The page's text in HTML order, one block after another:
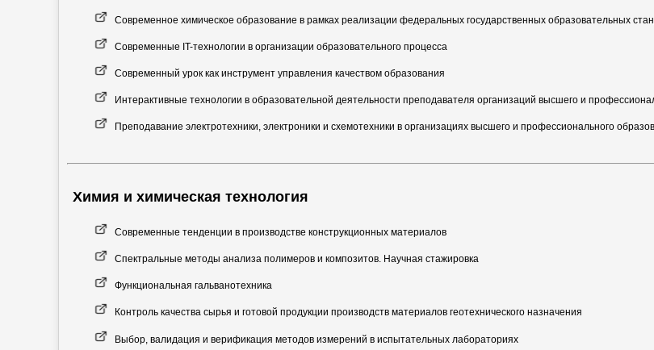
Современное химическое образование в рамках реализации федеральных государственных образовательных
Современные IT-технологии в организации образовательного процесса
Современный урок как инструмент управления качеством образования
Интерактивные технологии в образовательной деятельности преподавателя организаций высшего и
Преподавание электротехники, электроники и схемотехники в организациях высшего и профессионального
Химия и химическая технология
Современные тенденции в производстве конструкционных материалов
Спектральные методы анализа полимеров и композитов. Научная стажировка
Функциональная гальванотехника
Контроль качества сырья и готовой продукции производств материалов геотехнического назначения
Выбор, валидация и верификация методов измерений в испытательных лабораториях